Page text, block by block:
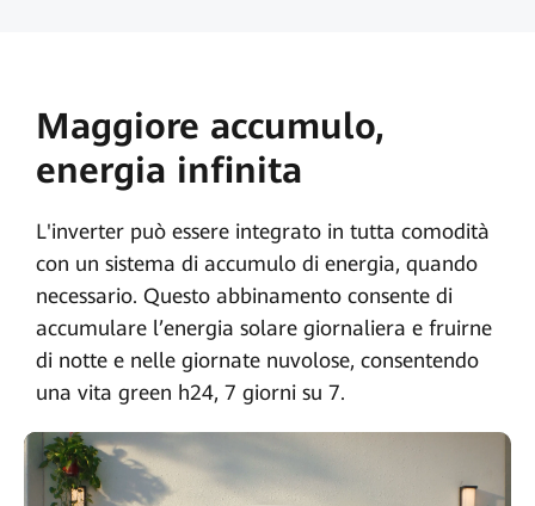
Maggiore accumulo,
energia infinita
L'inverter può essere integrato in tutta comodità
con un sistema di accumulo di energia, quando
necessario. Questo abbinamento consente di
accumulare l’energia solare giornaliera e fruirne
di notte e nelle giornate nuvolose, consentendo
una vita green h24, 7 giorni su 7.